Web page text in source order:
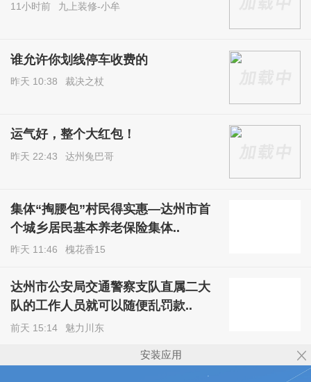
11小时前 九上装修-小牟
谁允许你划线停车收费的
昨天 10:38 裁决之杖
运气好，整个大红包！
昨天 22:43 达州兔巴哥
集体“掏腰包”村民得实惠—达州市首
个城乡居民基本养老保险集体..
昨天 11:46 槐花香15
达州市公安局交通警察支队直属二大
队的工作人员就可以随便乱罚款..
前天 15:14 魅力川东
安装应用